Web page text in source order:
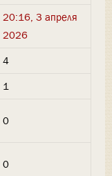
20:16, 3 апреля
2026
4
1
0
0